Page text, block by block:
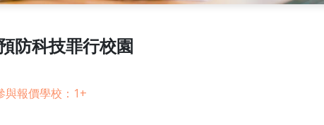
防科技罪行校園
與報價學校：1+